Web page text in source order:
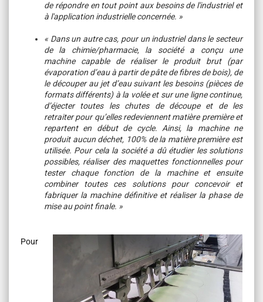
de répondre en tout point aux besoins de l'industriel et
à l'application industrielle concernée. »
« Dans un autre cas, pour un industriel dans le secteur
de la chimie/pharmacie, la société a conçu une
machine capable de réaliser le produit brut (par
évaporation d’eau à partir de pâte de fibres de bois), de
le découper au jet d’eau suivant les besoins (pièces de
formats différents) à la volée et sur une ligne continue,
d’éjecter toutes les chutes de découpe et de les
retraiter pour qu’elles redeviennent matière première et
repartent en début de cycle. Ainsi, la machine ne
produit aucun déchet, 100% de la matière première est
utilisée. Pour cela la société a dû étudier les solutions
possibles, réaliser des maquettes fonctionnelles pour
tester chaque fonction de la machine et ensuite
combiner toutes ces solutions pour concevoir et
fabriquer la machine définitive et réaliser la phase de
mise au point finale. »
Pour